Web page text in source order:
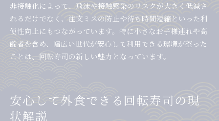
非接触化によって、飛沫や接触感染のリスクが大きく低減さ
れるだけでなく、注文ミスの防止や待ち時間短縮といった利
便性向上にもつながっています。特に小さなお子様連れや高
齢者を含め、幅広い世代が安心して利用できる環境が整った
ことは、回転寿司の新しい魅力となっています。
安心して外食できる回転寿司の現
状解説